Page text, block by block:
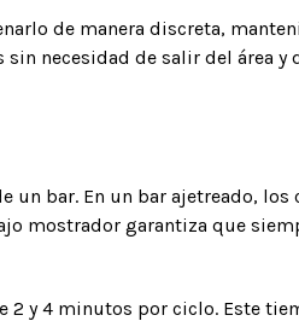
de manera discreta,
necesidad de salir del área y
bar. En un bar ajetreado, los
mostrador garantiza que
y 4 minutos por ciclo. Este